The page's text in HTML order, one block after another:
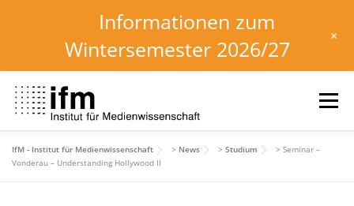
Inhalt
springen
Menü
HOME NEWS KALENDER
IfM - Institut für Medienwissenschaft > News > Studium > Seminar –
Vonderau – Understanding Hollywood II
Informationen zum
Wintersemester 2026/27
+